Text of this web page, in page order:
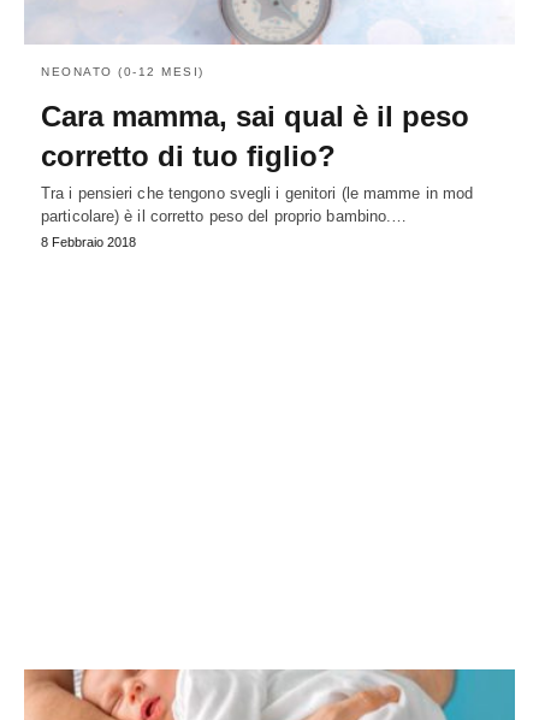
NEONATO (0-12 MESI)
Cara mamma, sai qual è il peso
corretto di tuo figlio?
Tra i pensieri che tengono svegli i genitori (le mamme in mod
particolare) è il corretto peso del proprio bambino.…
8 Febbraio 2018